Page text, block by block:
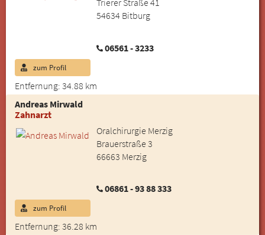
Trierer Straße 41
54634 Bitburg
06561 - 3233
Entfernung: 34.88 km
zum Profil
Andreas Mirwald
Zahnarzt
Oralchirurgie Merzig
Brauerstraße 3
66663 Merzig
06861 - 93 88 333
Entfernung: 36.28 km
zum Profil